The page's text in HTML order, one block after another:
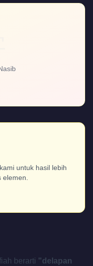
untuk hasil lebih
berarti "delapan